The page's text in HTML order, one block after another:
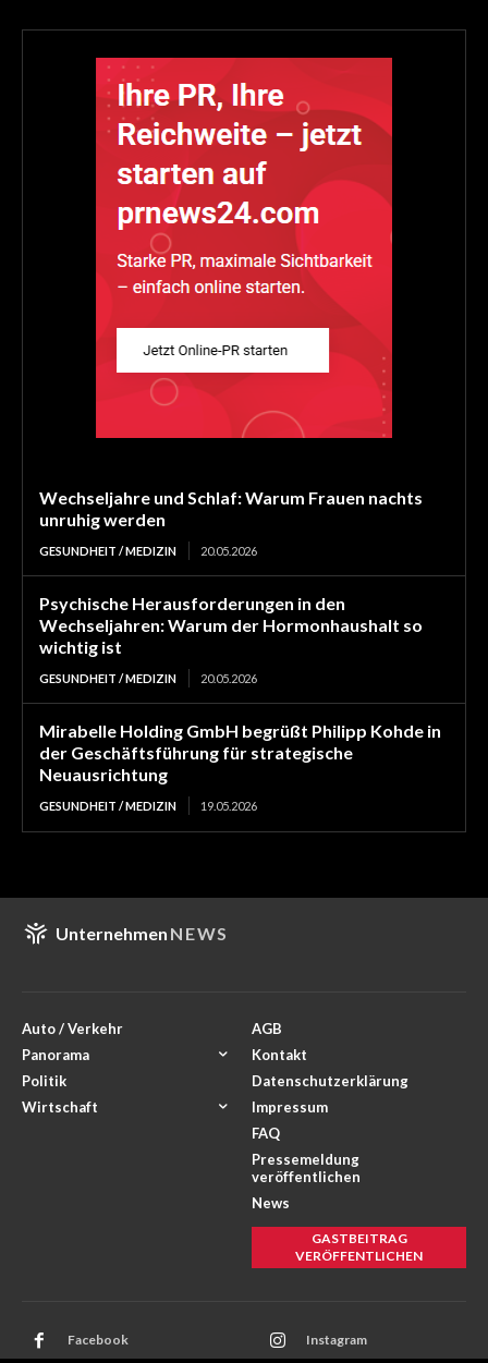
Wechseljahre und Schlaf: Warum Frauen nachts
unruhig werden
GESUNDHEIT / MEDIZIN 20.05.2026
Psychische Herausforderungen in den
Wechseljahren: Warum der Hormonhaushalt so
wichtig ist
GESUNDHEIT / MEDIZIN 20.05.2026
Mirabelle Holding GmbH begrüßt Philipp Kohde in
der Geschäftsführung für strategische
Neuausrichtung
GESUNDHEIT / MEDIZIN 19.05.2026
Unternehmen NEWS
Auto / Verkehr
Panorama
Politik
Wirtschaft
AGB
Kontakt
Datenschutzerklärung
Impressum
FAQ
Pressemeldung
veröffentlichen
News
GASTBEITRAG
VERÖFFENTLICHEN
Facebook Instagram